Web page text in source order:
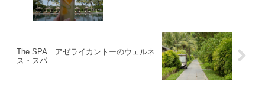
The SPA アゼライカントーのウェルネ
ス・スパ